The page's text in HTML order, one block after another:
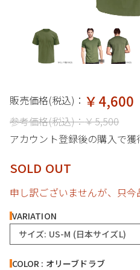
販売価格(税込)： ￥4,600
参考価格(税込)：￥5,500
アカウント登録後の購入で獲
SOLD OUT
申し訳ございませんが、只今
VARIATION
サイズ: US-M (日本サイズL)
COLOR : オリーブドラブ